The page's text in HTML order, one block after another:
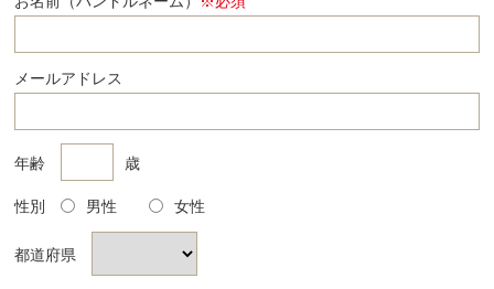
メールアドレス
年齢 歳
性別 男性 女性
都道府県